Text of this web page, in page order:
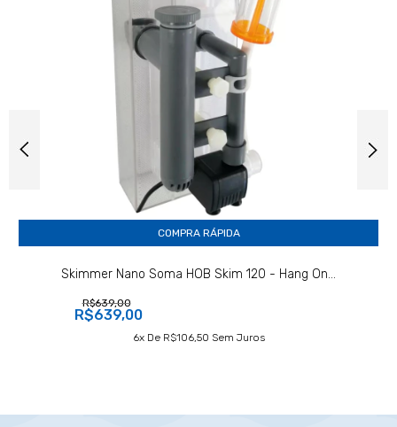
COMPRA RÁPIDA
Skimmer Nano Soma HOB Skim 120 - Hang On...
R$639,00
R$639,00
6X De R$106,50 Sem Juros